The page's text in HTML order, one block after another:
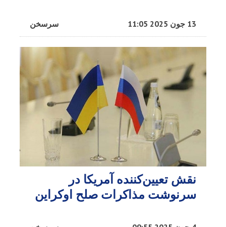
سرسخن 13 جون 2025 11:05
نقش تعیین‌کننده آمریکا در
سرنوشت مذاکرات صلح اوکراین